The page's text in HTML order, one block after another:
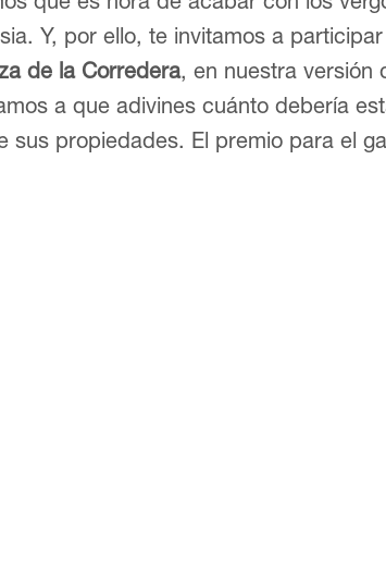
Y, por ello, te invitamos a
de la Corredera, en nuestra versión
a que adivines cuánto debería
sus propiedades. El premio para el